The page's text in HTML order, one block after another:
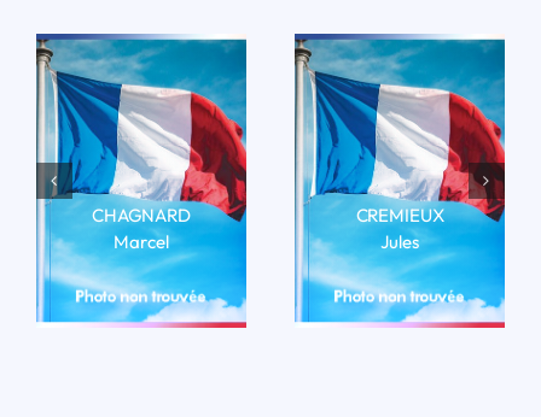
CHAGNARD
Marcel
LIRE LA BIO
CREMIEUX
Jules
LIRE LA BIO